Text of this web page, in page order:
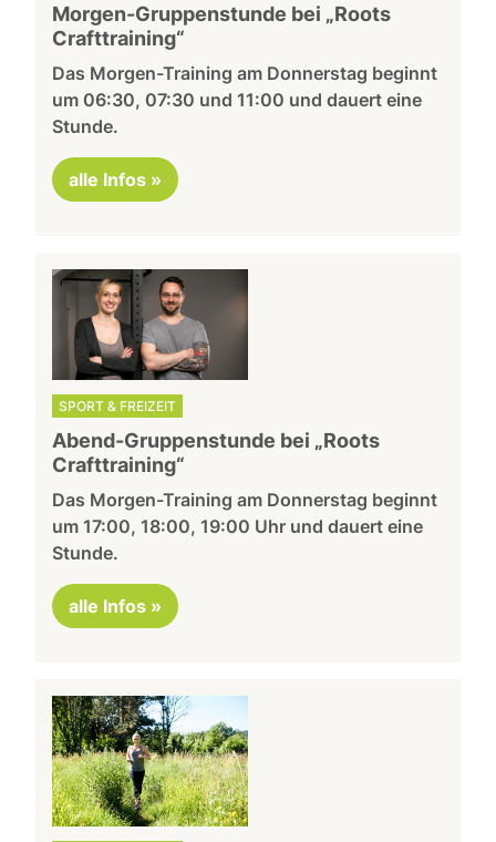
Morgen-Gruppenstunde bei „Roots
Crafttraining“
Das Morgen-Training am Donnerstag beginnt
um 06:30, 07:30 und 11:00 und dauert eine
Stunde.
alle Infos »
SPORT & FREIZEIT
Abend-Gruppenstunde bei „Roots
Crafttraining“
Das Morgen-Training am Donnerstag beginnt
um 17:00, 18:00, 19:00 Uhr und dauert eine
Stunde.
alle Infos »